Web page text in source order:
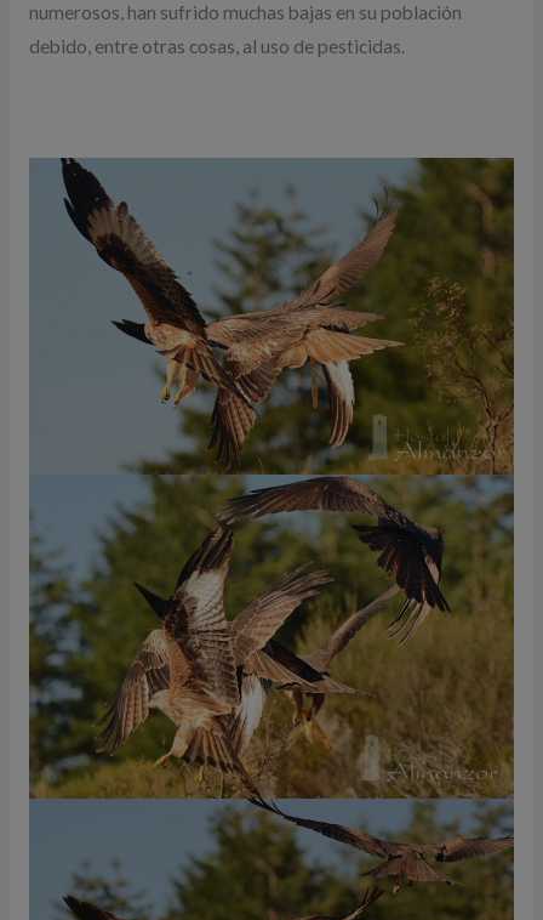
numerosos, han sufrido muchas bajas en su población
debido, entre otras cosas, al uso de pesticidas.